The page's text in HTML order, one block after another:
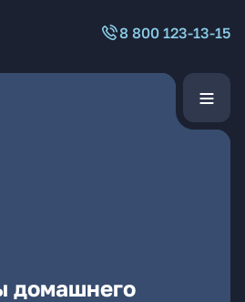
8 800 123-13-15
домашнего